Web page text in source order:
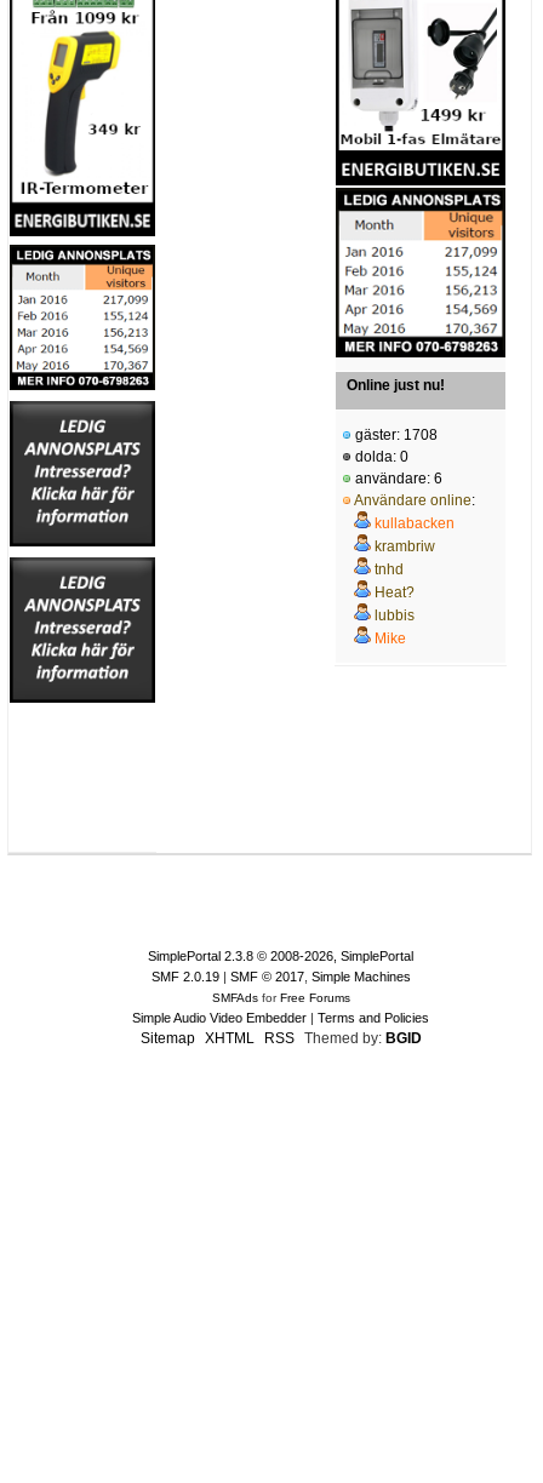
Online just nu!
gäster: 1708
dolda: 0
användare: 6
Användare online:
kullabacken
krambriw
tnhd
Heat?
lubbis
Mike
SimplePortal 2.3.8 © 2008-2026, SimplePortal
SMF 2.0.19| SMF © 2017, Simple Machines
SMFAdsforFree Forums
Simple Audio Video Embedder | Terms and Policies
Sitemap XHTML RSS Themed by: BGID